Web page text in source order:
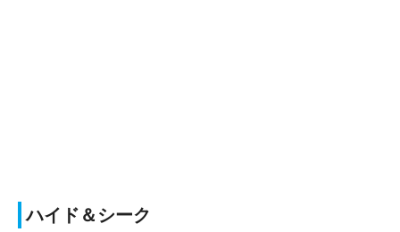
ハイド＆シーク